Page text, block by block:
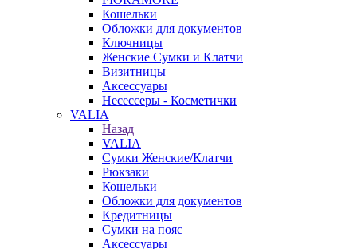
Кошельки
Обложки для документов
Ключницы
Женские Сумки и Клатчи
Визитницы
Аксессуары
Несессеры - Косметички
VALIA
Назад
VALIA
Сумки Женские/Клатчи
Рюкзаки
Кошельки
Обложки для документов
Кредитницы
Сумки на пояс
Аксессуары